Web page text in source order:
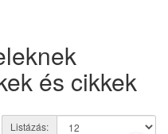
és cikkek
Listázás: